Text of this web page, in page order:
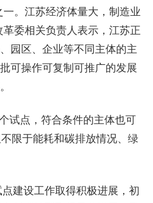
。江苏经济体量大，制造业
委相关负责人表示，江苏正
园区、企业等不同主体的主
可操作可复制可推广的发展
试点，符合条件的主体也可
限于能耗和碳排放情况、绿
建设工作取得积极进展，初